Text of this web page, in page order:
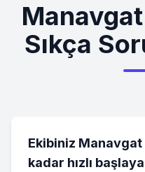
Sıkça
Ekibiniz
kadar hızlı